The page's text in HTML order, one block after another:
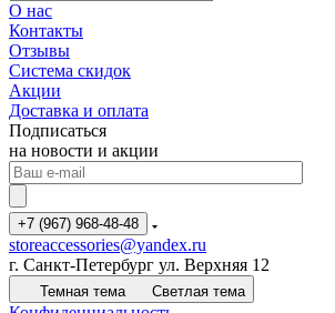
О нас
Контакты
Отзывы
Система скидок
Акции
Доставка и оплата
Подписаться
на новости и акции
+7 (967) 968-48-48
storeaccessories@yandex.ru
г. Санкт-Петербург ул. Верхняя 12
Темная тема Светлая тема